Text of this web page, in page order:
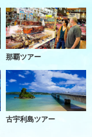
那覇ツアー
古宇利島ツアー